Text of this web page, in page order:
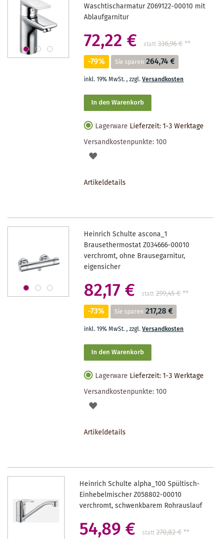
Waschtischarmatur Z069122-00010 mit
Ablaufgarnitur
72,22 € statt 336,96 €**
-79% Sie sparen 264,74 €
inkl. 19% MwSt.,zzgl.Versandkosten
In den Warenkorb
Lagerware Lieferzeit: 1-3 Werktage
Versandkostenpunkte:100
AUF
Artikeldetails
Heinrich Schulte ascona_1
Brausethermostat Z034666-00010
verchromt, ohne Brausegarnitur,
eigensicher
82,17 € statt 299,45 €**
-73% Sie sparen 217,28 €
inkl. 19% MwSt.,zzgl.Versandkosten
In den Warenkorb
Lagerware Lieferzeit: 1-3 Werktage
Versandkostenpunkte:100
AUF
Artikeldetails
Heinrich Schulte alpha_100 Spültisch-
Einhebelmischer Z058802-00010
verchromt, schwenkbarem Rohrauslauf
54,89 € statt 270,82 €**